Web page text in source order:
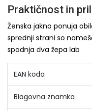
Praktičnost in
Ženska jakna ponuja
sprednji strani so
spodnja dva žepa lab
EAN koda
Blagovna znamka